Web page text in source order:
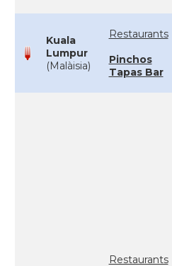
Kuala
Lumpur
(Malàisia)
Restaurants
Pinchos
Tapas Bar
Restaurants